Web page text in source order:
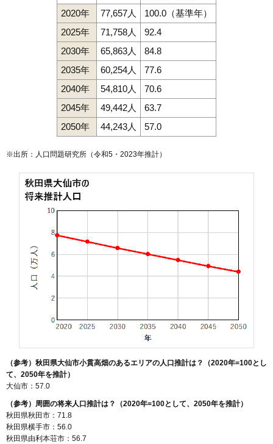
2020年 77,657人
100.0（基準年）
2025年
71,758人
92.4
2030年
65,863人
84.8
2035年
60,254人
77.6
2040年
54,810人
70.6
2045年
49,442人
63.7
2050年
44,243人 57.0
※出所：人口問題研究所（令和5・2023年推計）
（参考）秋田県大仙市小貫高畑のあるエリアの人口推計は？（2020年=100とし
て、2050年を推計）
大仙市：57.0
（参考）周囲の将来人口推計は？（2020年=100として、2050年を推計）
秋田県秋田市：71.8
秋田県横手市：56.0
秋田県由利本荘市：56.7